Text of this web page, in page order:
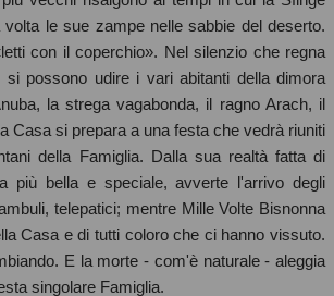
le sue zampe nelle sabbie del deserto.
con il coperchio». Nel silenzio che regna
si possono udire i vari abitanti della dimora
la strega vagabonda, il ragno Arach, il
Casa si prepara a una festa che vedrà riuniti
della Famiglia. Dalla sua realtà fatta di
più bella e speciale, avverte l'arrivo degli
telepatici; mentre Mille Volte Bisnonna
Casa e di tutti coloro che ci hanno vissuto.
E la morte - com'è naturale - aleggia
singolare Famiglia.